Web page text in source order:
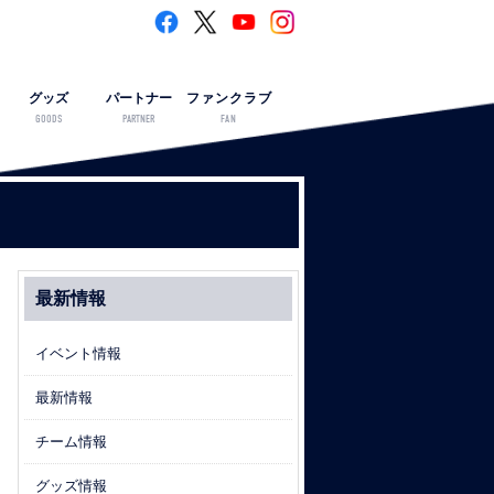
グッズ
GOODS
パートナー
PARTNER
ファンクラブ
FAN
最新情報
イベント情報
最新情報
チーム情報
グッズ情報